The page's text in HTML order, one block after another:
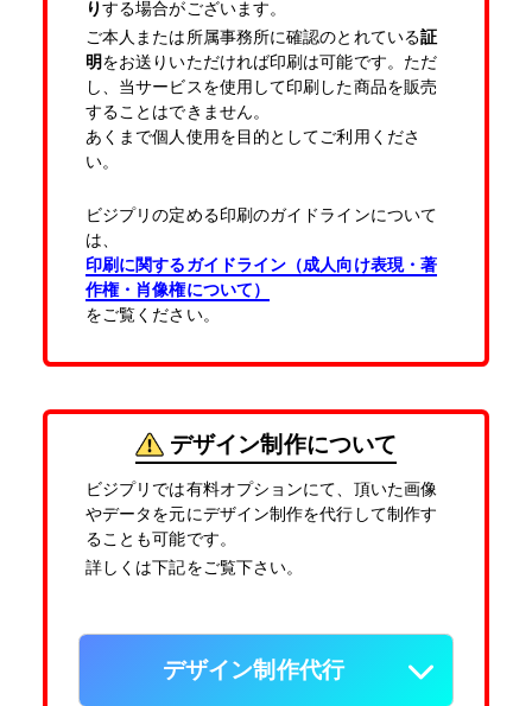
りする場合がございます。
ご本人または所属事務所に確認のとれている証
明をお送りいただければ印刷は可能です。ただ
し、当サービスを使用して印刷した商品を販売
することはできません。
あくまで個人使用を目的としてご利用くださ
い。
ビジプリの定める印刷のガイドラインについて
は、
印刷に関するガイドライン（成人向け表現・著
作権・肖像権について）
をご覧ください。
デザイン制作について
ビジプリでは有料オプションにて、頂いた画像
やデータを元にデザイン制作を代行して制作す
ることも可能です。
詳しくは下記をご覧下さい。
デザイン制作代行